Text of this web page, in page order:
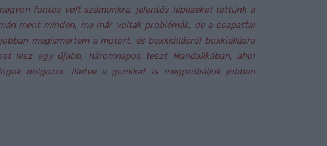
fontos volt számunkra, jelentős lépéseket tettünk a
ment minden, ma már voltak problémák, de a csapattal
megismertem a motort, és boxkiállásról boxkiállásra
lesz egy újabb, háromnapos teszt Mandalikában, ahol
dolgozni. Illetve a gumikat is megpróbáljuk jobban